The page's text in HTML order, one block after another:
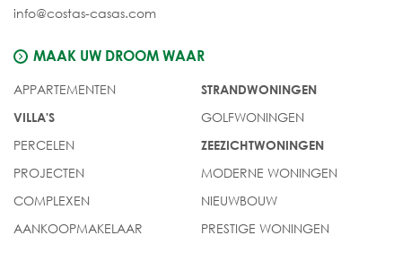
info@costas-casas.com
MAAK UW DROOM WAAR
APPARTEMENTEN
VILLA'S
PERCELEN
PROJECTEN
COMPLEXEN
AANKOOPMAKELAAR
STRANDWONINGEN
GOLFWONINGEN
ZEEZICHTWONINGEN
MODERNE WONINGEN
NIEUWBOUW
PRESTIGE WONINGEN